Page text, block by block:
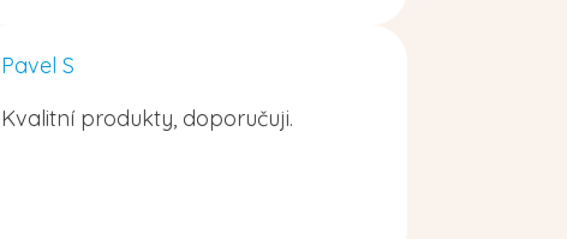
Pavel S
Kvalitní produkty, doporučuji.